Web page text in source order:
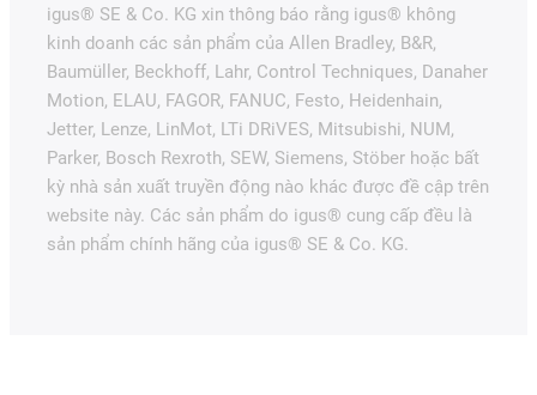
igus® SE & Co. KG xin thông báo rằng igus® không
kinh doanh các sản phẩm của Allen Bradley, B&R,
Baumüller, Beckhoff, Lahr, Control Techniques, Danaher
Motion, ELAU, FAGOR, FANUC, Festo, Heidenhain,
Jetter, Lenze, LinMot, LTi DRiVES, Mitsubishi, NUM,
Parker, Bosch Rexroth, SEW, Siemens, Stöber hoặc bất
kỳ nhà sản xuất truyền động nào khác được đề cập trên
website này. Các sản phẩm do igus® cung cấp đều là
sản phẩm chính hãng của igus® SE & Co. KG.